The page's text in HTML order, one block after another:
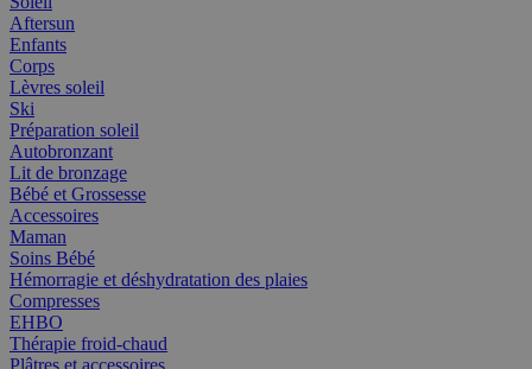
Aftersun
Enfants
Corps
Lèvres soleil
Ski
Préparation soleil
Autobronzant
Lit de bronzage
Bébé et Grossesse
Accessoires
Maman
Soins Bébé
Hémorragie et déshydratation des plaies
Compresses
EHBO
Thérapie froid-chaud